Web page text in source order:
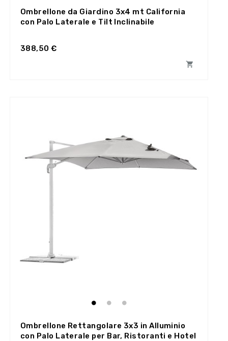
Ombrellone da Giardino 3x4 mt California
con Palo Laterale e Tilt Inclinabile
388,50 €

Ombrellone Rettangolare 3x3 in Alluminio
con Palo Laterale per Bar, Ristoranti e Hotel